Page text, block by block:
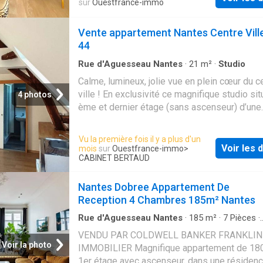
surOuestfrance-immo
4 photos
Vente appartement Nantes Centre
44
Rue d'Aguesseau Nantes · 21 m² · Studio
Calme, lumineux, jolie vue en plein cœur du
ville ! En exclusivité ce magnifique studio
ème et dernier étage (sans ascenseur) d’une
position en deuxième rideau offre un calme
Traversant, il bénéficie d’un bel
rénovation totale en 2009. Faible
énergétique, appartement très bien isolé. Sa
Carrez). Très faibles charges de copropriété:
euros par mois. Taxe foncière 2024: 610
121.000 euros honoraires agence inclus.
Vu la première fois il y a plus d'un
mois surOuestfrance-immo>
CABINET BERTAUD
Voir les
Voir la photo
Nantes Dobree Appartement De
Reception 4 Chambres 185m² Nantes
Rue d'Aguesseau Nantes · 185 m² · 7 Pièces ·
VENDU PAR COLDWELL BANKER FRANKLIN
IMMOBILIER Magnifique appartement de